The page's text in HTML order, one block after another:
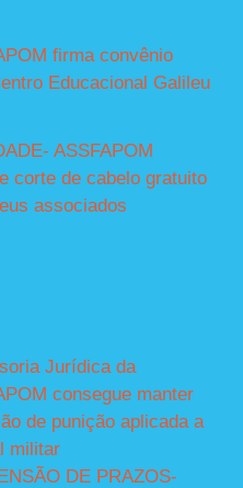
firma convênio
Educacional Galileu
ASSFAPOM
corte de cabelo gratuito
associados
Jurídica da
consegue manter
de punição aplicada a
militar
DE PRAZOS-